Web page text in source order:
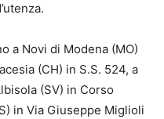
a Novi di Modena (MO)
(CH) in S.S. 524, a
(SV) in Corso
in Via Giuseppe Miglioli